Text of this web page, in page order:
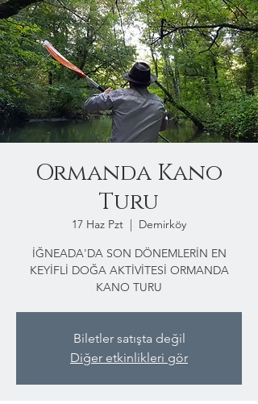
Ormanda Kano
Turu
17 Haz Pzt
  |
Demirköy
İĞNEADA'DA SON DÖNEMLERİN EN
KEYİFLİ DOĞA AKTİVİTESİ ORMANDA
KANO TURU
Biletler satışta değil
Diğer etkinlikleri gör